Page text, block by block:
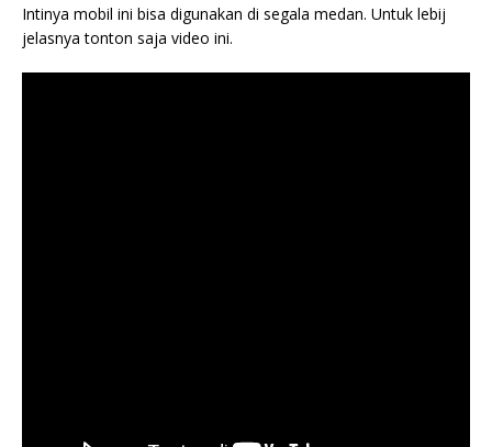
Intinya mobil ini bisa digunakan di segala medan. Untuk lebij
jelasnya tonton saja video ini.